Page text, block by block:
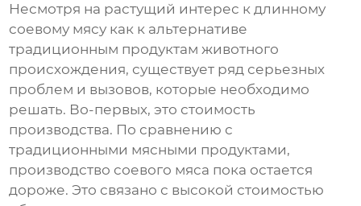
Несмотря на растущий интерес кдлинному
соевому мясу как к альтернативе
традиционным продуктам животного
происхождения, существует ряд серьезных
проблем и вызовов, которые необходимо
решать. Во-первых, это стоимость
производства. По сравнению с
традиционными мясными продуктами,
производство соевого мяса пока остается
дороже. Это связано с высокой стоимостью